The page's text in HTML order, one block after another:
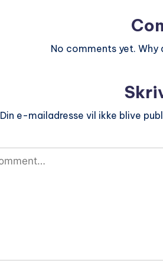
No comments yet. Why
Din e-mailadresse vil ikke blive